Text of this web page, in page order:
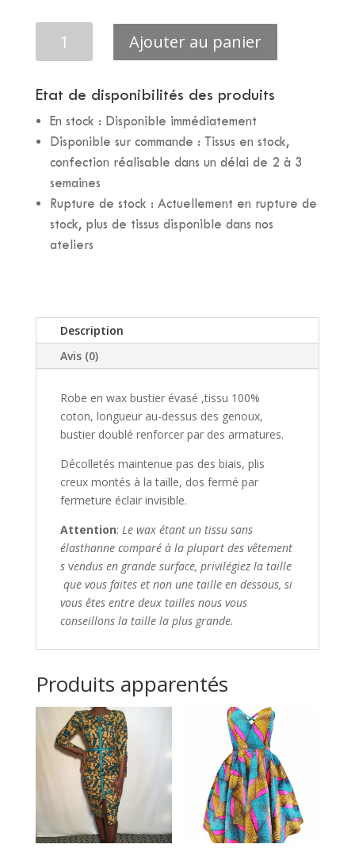
WAX
ANGY
-
Umbrella
Ajouter au panier
Etat de disponibilités des produits
En stock : Disponible immédiatement
Disponible sur commande : Tissus en stock,
confection réalisable dans un délai de 2 à 3
semaines
Rupture de stock : Actuellement en rupture de
stock, plus de tissus disponible dans nos
ateliers
Description
Avis (0)
Robe en wax bustier évasé ,tissu 100%
coton, longueur au-dessus des genoux,​
bustier doublé renforcer par des armatures. ​
Décolletés maintenue pas des biais, plis
creux montés à la taille, dos fermé par
fermeture ​éclair invisible.
Attention: Le wax étant un tissu sans
élasthanne comparé à la plupart des vêtement
s ​vendus en grande surface, privilégiez la taille​
que vous faites et non une taille en dessous, si
vous êtes entre deux tailles nous vous
conseillonsla taille la plus grande.
Produits apparentés